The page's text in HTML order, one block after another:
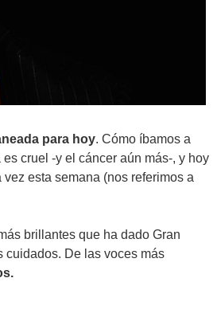
para hoy. Cómo íbamos a
cruel -y el cáncer aún más-, y hoy
vez esta semana (nos referimos a
brillantes que ha dado Gran
cuidados. De las voces más